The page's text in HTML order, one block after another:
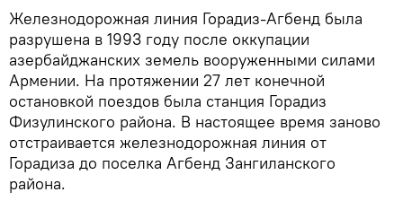
Железнодорожная линия Горадиз-Агбенд была
разрушена в 1993 году после оккупации
азербайджанских земель вооруженными силами
Армении. На протяжении 27 лет конечной
остановкой поездов была станция Горадиз
Физулинского района. В настоящее время заново
отстраивается железнодорожная линия от
Горадиза до поселка Агбенд Зангиланского
района.